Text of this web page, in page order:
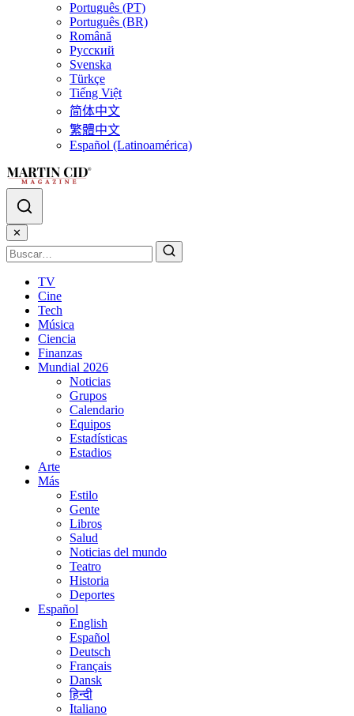
Português (PT)
Português (BR)
Română
Русский
Svenska
Türkçe
Tiếng Việt
简体中文
繁體中文
Español (Latinoamérica)
✕
TV
Cine
Tech
Música
Ciencia
Finanzas
Mundial 2026
Noticias
Grupos
Calendario
Equipos
Estadísticas
Estadios
Arte
Más
Estilo
Gente
Libros
Salud
Noticias del mundo
Teatro
Historia
Deportes
Español
English
Español
Deutsch
Français
Dansk
हिन्दी
Italiano